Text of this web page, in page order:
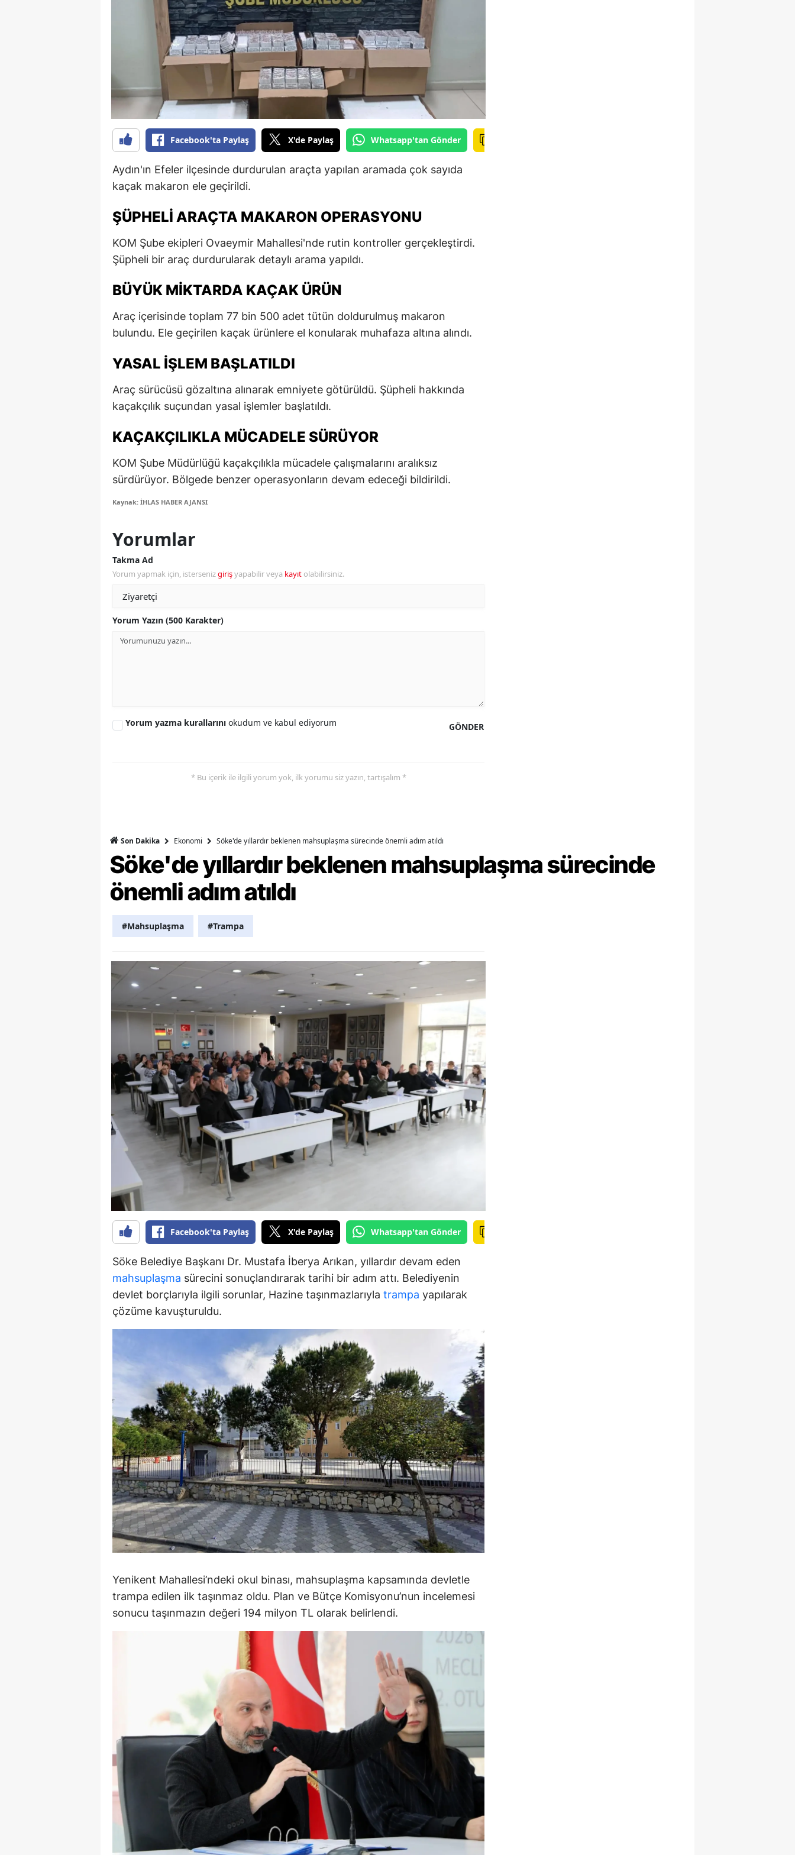
Bilecik
Bingöl
Bitlis
Bolu
Bursa
Diyarbakır
Erzincan
Gaziantep
İstanbul
Manisa
Kahramanmaraş
Mardin
Nevşehir
Rize
Sakarya
Samsun
Siirt
Sinop
Sivas
Tekirdağ
Trabzon
Şanlıurfa
Uşak
Yozgat
Zonguldak
Aksaray
Bayburt
Karaman
Kırıkkale
Batman
Şırnak
Bartın
Yalova
Osmaniye
Düzce
Facebook'ta Paylaş X'de Paylaş Whatsapp'tan Gönder
Aydın'ın Efeler ilçesinde durdurulan araçta yapılan aramada çok sayıda
kaçak makaron ele geçirildi.
ŞÜPHELI ARAÇTA MAKARON OPERASYONU
KOM Şube ekipleri Ovaeymir Mahallesi'nde rutin kontroller gerçekleştirdi.
Şüpheli bir araç durdurularak detaylı arama yapıldı.
BÜYÜK MIKTARDA KAÇAK ÜRÜN
Araç içerisinde toplam 77 bin 500 adet tütün doldurulmuş makaron
bulundu. Ele geçirilen kaçak ürünlere el konularak muhafaza altına alındı.
YASAL İŞLEM BAŞLATILDI
Araç sürücüsü gözaltına alınarak emniyete götürüldü. Şüpheli hakkında
kaçakçılık suçundan yasal işlemler başlatıldı.
KAÇAKÇILIKLA MÜCADELE SÜRÜYOR
KOM Şube Müdürlüğü kaçakçılıkla mücadele çalışmalarını aralıksız
sürdürüyor. Bölgede benzer operasyonların devam edeceği bildirildi.
Kaynak: İHLAS HABER AJANSI
Yorumlar
Takma Ad
Yorum yapmak için, istersenizgirişyapabilir veya kayıt olabilirsiniz.
Yorum Yazın (500 Karakter)
GÖNDER
Yorum yazma kurallarını okudum ve kabul ediyorum
* Bu içerik ile ilgili yorum yok, ilk yorumu siz yazın, tartışalım *
Son Dakika Ekonomi Söke'de yıllardır beklenen mahsuplaşma sürecinde önemli adım atıldı
Söke'de yıllardır beklenen mahsuplaşma sürecinde
önemli adım atıldı
#Mahsuplaşma #Trampa
Facebook'ta Paylaş X'de Paylaş Whatsapp'tan Gönder
Söke Belediye Başkanı Dr. Mustafa İberya Arıkan, yıllardır devam eden
mahsuplaşma sürecini sonuçlandırarak tarihi bir adım attı. Belediyenin
devlet borçlarıyla ilgili sorunlar, Hazine taşınmazlarıyla trampa yapılarak
çözüme kavuşturuldu.
Yenikent Mahallesi’ndeki okul binası, mahsuplaşma kapsamında devletle
trampa edilen ilk taşınmaz oldu. Plan ve Bütçe Komisyonu’nun incelemesi
sonucu taşınmazın değeri 194 milyon TL olarak belirlendi.